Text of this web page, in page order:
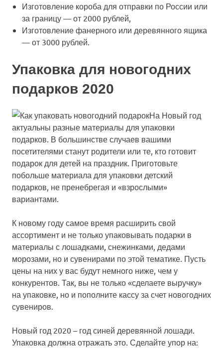
Изготовление короба для отправки по России или
за границу — от 2000 рублей,
Изготовление фанерного или деревянного ящика
— от 3000 рублей.
Упаковка для новогодних
подарков 2020
На Новый год
актуальны разные материалы для упаковки
подарков. В большинстве случаев вашими
посетителями станут родители или те, кто готовит
подарок для детей на праздник. Приготовьте
побольше материала для упаковки детский
подарков, не пренебрегая и «взрослыми»
вариантами.
К новому году самое время расширить свой
ассортимент и не только упаковывать подарки в
материалы с лошадками, снежинками, дедами
морозами, но и сувенирами по этой тематике. Пусть
цены на них у вас будут немного ниже, чем у
конкурентов. Так, вы не только «сделаете выручку»
на упаковке, но и пополните кассу за счет новогодних
сувениров.
Новый год 2020 – год синей деревянной лошади.
Упаковка должна отражать это. Сделайте упор на: